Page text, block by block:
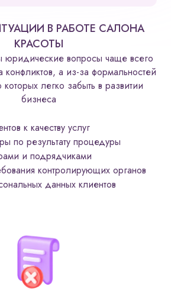
В РАБОТЕ САЛОНА
КРАСОТЫ
юридические вопросы чаще всего
конфликтов, а из-за формальностей
легко забыть в развитии
бизнеса
к качеству услуг
по результату процедуры
и подрядчиками
контролирующих органов
данных клиентов